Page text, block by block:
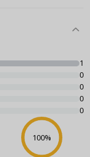
1
0
0
0
0
100%